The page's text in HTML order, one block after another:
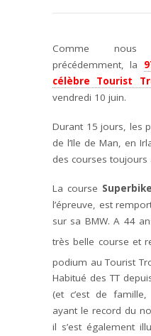
Comme nous
précédemment, la
célèbre Tourist
vendredi 10 juin.
Durant 15 jours, les
de l’Ile de Man, en
des courses toujours
La course Superbike
l’épreuve, est
sur sa BMW. A 44
très belle course et
podium au Tourist
Habitué des TT
(et c’est de
ayant le record du
il s’est également